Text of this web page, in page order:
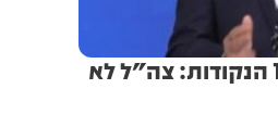
נתניהו דוחה את מסמך 15 הנקודות: צה"ל לא